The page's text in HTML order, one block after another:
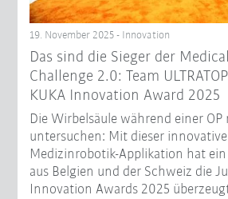
19. November 2025 - Innovation
Das sind die Sieger der
Challenge 2.0: Team
KUKA Innovation Award 2025
Die Wirbelsäule während einer
untersuchen: Mit dieser
Medizinrobotik-Applikation hat
aus Belgien und der Schweiz die
Innovation Awards 2025